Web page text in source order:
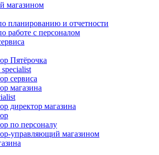
магазином
планированию и отчетности
работе с персоналом
Пятёрочка
сервиса
магазина
директор магазина
по персоналу
управляющий магазином